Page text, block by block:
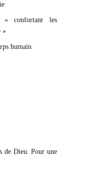
confortant les
»
humain
de Dieu. Pour une